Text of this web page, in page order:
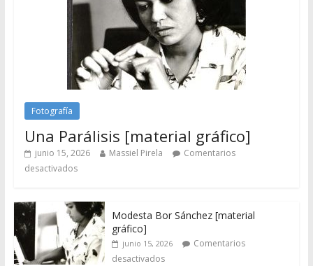
Fotografía
Una Parálisis [material gráfico]
junio 15, 2026 Massiel Pirela
Comentarios
desactivados
Modesta Bor Sánchez [material
gráfico]
junio 15, 2026
Comentarios
desactivados